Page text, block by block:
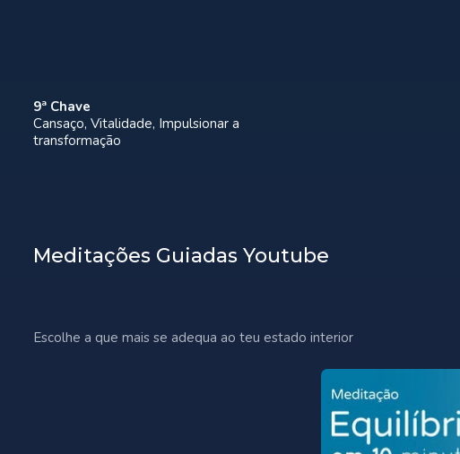
9ª Chave
Cansaço, Vitalidade, Impulsionar a
transformação
Meditações Guiadas Youtube
Escolhe a que mais se adequa ao teu estado interior